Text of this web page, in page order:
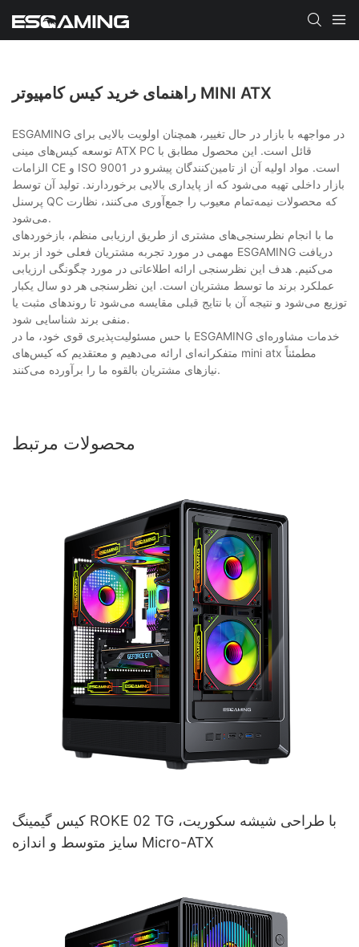
راهنمای خرید کیس کامپیوتر MINI ATX
ESGAMING در مواجهه با بازار در حال تغییر، همچنان اولویت بالایی برای
توسعه کیس‌های مینی ATX PC قائل است. این محصول مطابق با
الزامات CE و ISO 9001 است. مواد اولیه آن از تامین‌کنندگان پیشرو در
بازار داخلی تهیه می‌شود که از پایداری بالایی برخوردارند. تولید آن توسط
پرسنل QC که محصولات نیمه‌تمام معیوب را جمع‌آوری می‌کنند، نظارت
می‌شود.
ما با انجام نظرسنجی‌های مشتری از طریق ارزیابی منظم، بازخوردهای
مهمی در مورد تجربه مشتریان فعلی خود از برند ESGAMING دریافت
می‌کنیم. هدف این نظرسنجی ارائه اطلاعاتی در مورد چگونگی ارزیابی
عملکرد برند ما توسط مشتریان است. این نظرسنجی هر دو سال یکبار
توزیع می‌شود و نتیجه آن با نتایج قبلی مقایسه می‌شود تا روندهای مثبت یا
منفی برند شناسایی شود.
با حس مسئولیت‌پذیری قوی خود، ما در ESGAMING خدمات مشاوره‌ای
متفکرانه‌ای ارائه می‌دهیم و معتقدیم که کیس‌های mini atx مطمئناً
نیازهای مشتریان بالقوه ما را برآورده می‌کنند.
محصولات مرتبط
کیس گیمینگ ROKE 02 TG با طراحی شیشه سکوریت،
سایز متوسط ​​و اندازه Micro-ATX